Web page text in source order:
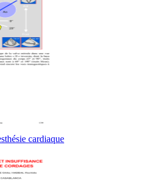
cardiaque